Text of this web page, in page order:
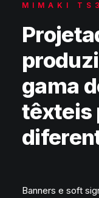
MIMAKI
gama
têxteis
Banners e soft